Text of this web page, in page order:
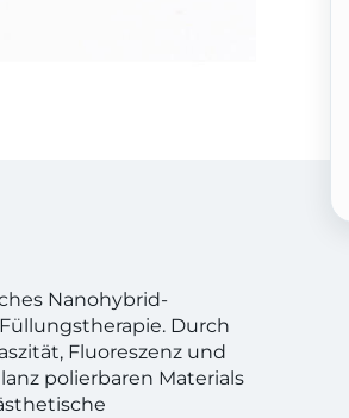
Nanohybrid-
Durch
Fluoreszenz und
polierbaren Materials